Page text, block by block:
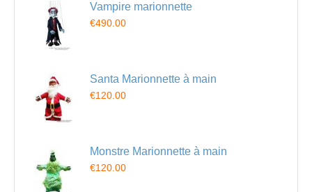
Vampire marionnette
€490.00
Santa Marionnette à main
€120.00
Monstre Marionnette à main
€120.00